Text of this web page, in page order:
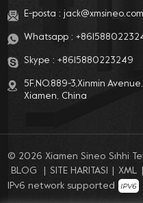
koltukları, bide aparatı ve
Profesyonel OEM ODM IDM
mükemmele yakın
E-posta : jack@xmsineo.com
Whatsapp :
Skype : +8615880223249
5F,NO.889-3,Xinmin
Xiamen, China
© 2026 Xiamen Sineo Sıhhi
BLOG
SITE HARITASI XML
IPv6 network supported